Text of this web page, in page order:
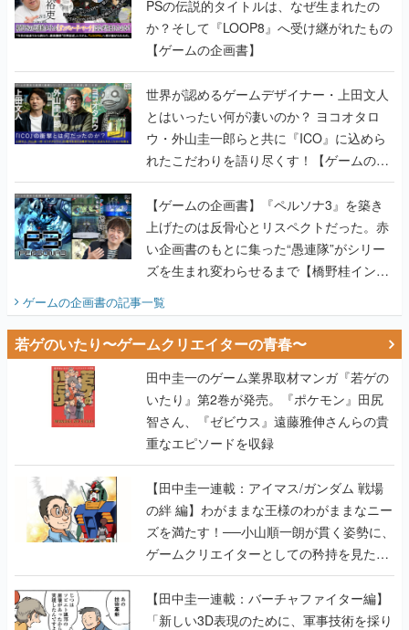
世界が認めるゲームデザイナー・上田文人
とはいったい何が凄いのか？ ヨコオタロ
ウ・外山圭一郎らと共に『ICO』に込めら
れたこだわりを語り尽くす！【ゲームの企
画書】
【ゲームの企画書】『ペルソナ3』を築き
上げたのは反骨心とリスペクトだった。赤
い企画書のもとに集った“愚連隊”がシリー
ズを生まれ変わらせるまで【橋野桂インタ
ビュー】
ゲームの企画書の記事一覧
若ゲのいたり〜ゲームクリエイターの青春〜
田中圭一のゲーム業界取材マンガ『若ゲの
いたり』第2巻が発売。『ポケモン』田尻
智さん、『ゼビウス』遠藤雅伸さんらの貴
重なエピソードを収録
【田中圭一連載：アイマス/ガンダム 戦場
の絆 編】わがままな王様のわがままなニー
ズを満たす！──小山順一朗が貫く姿勢に、
ゲームクリエイターとしての矜持を見た
【若ゲのいたり最終回】
【田中圭一連載：バーチャファイター編】
「新しい3D表現のために、軍事技術を採り
入れたい」世界情勢を味方につけて、ゲー
ムに革命をもたらした鈴木 裕の功績【若ゲ
のいたり】